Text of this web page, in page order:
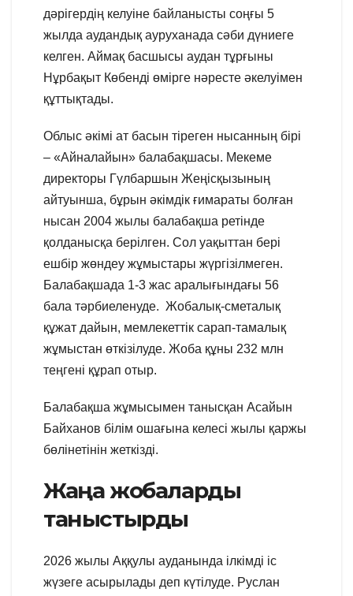
дәрігердің келуіне байланысты соңғы 5
жылда аудандық ауруханада сәби дүниеге
келген. Аймақ басшысы аудан тұрғыны
Нұрбақыт Көбенді өмірге нәресте әкелуімен
құттықтады.
Облыс әкімі ат басын тіреген нысанның бірі
– «Айналайын» балабақшасы. Мекеме
директоры Гүлбаршын Жеңісқызының
айтуынша, бұрын әкімдік ғимараты болған
нысан 2004 жылы балабақша ретінде
қолданысқа берілген. Сол уақыттан бері
ешбір жөндеу жұмыстары жүргізілмеген.
Балабақшада 1-3 жас аралығындағы 56
бала тәрбиеленуде. Жобалық-сметалық
құжат дайын, мемлекеттік сарап-тамалық
жұмыстан өткізілуде. Жоба құны 232 млн
теңгені құрап отыр.
Балабақша жұмысымен танысқан Асайын
Байханов білім ошағына келесі жылы қаржы
бөлінетінін жеткізді.
Жаңа жобаларды
таныстырды
2026 жылы Аққулы ауданында ілкімді іс
жүзеге асырылады деп күтілуде. Руслан